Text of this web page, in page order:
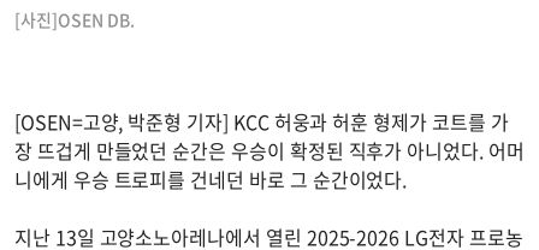
[사진]OSEN DB.
[OSEN=고양, 박준형 기자] KCC 허웅과 허훈 형제가 코트를 가
장 뜨겁게 만들었던 순간은 우승이 확정된 직후가 아니었다. 어머
니에게 우승 트로피를 건네던 바로 그 순간이었다.
지난 13일 고양소노아레나에서 열린 2025-2026 LG전자 프로농